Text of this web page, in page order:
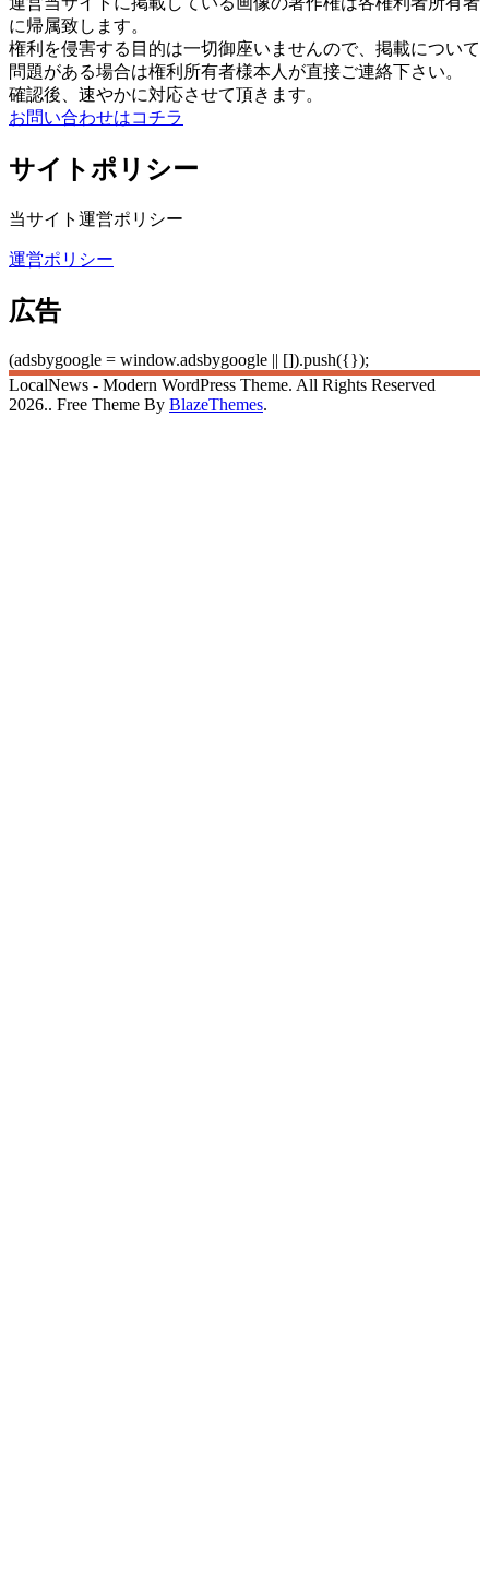
に帰属致します。
権利を侵害する目的は一切御座いませんので、掲載について
問題がある場合は権利所有者様本人が直接ご連絡下さい。
確認後、速やかに対応させて頂きます。
お問い合わせはコチラ
サイトポリシー
当サイト運営ポリシー
運営ポリシー
広告
(adsbygoogle = window.adsbygoogle || []).push({});
LocalNews - Modern WordPress Theme. All Rights Reserved
2026.. Free Theme By BlazeThemes.